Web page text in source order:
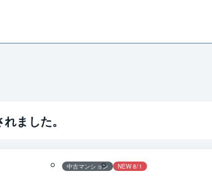
ました。
中古マンション NEW 8/1